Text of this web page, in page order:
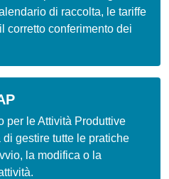
di raccolta, le tariffe
corretto conferimento dei
per le Attività Produttive
gestire tutte le pratiche
la modifica o la